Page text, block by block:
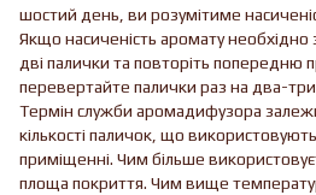
шостий день, ви розумітиме
Якщо насиченість аромату
дві палички та повторіть попередню
перевертайте палички раз на два-
Термін служби аромадифузора
кількості паличок, що
приміщенні. Чим більше
площа покриття. Чим вище